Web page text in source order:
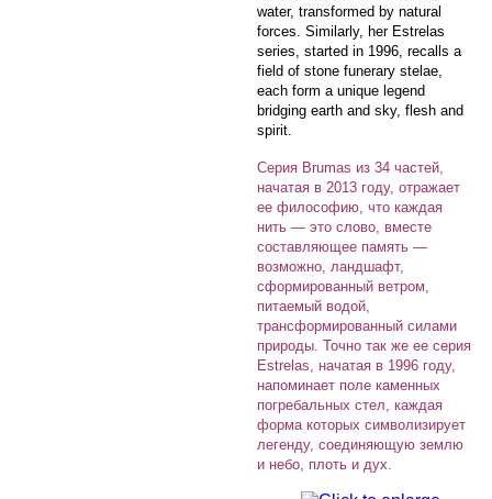
water, transformed by natural
forces. Similarly, her Estrelas
series, started in 1996, recalls a
field of stone funerary stelae,
each form a unique legend
bridging earth and sky, flesh and
spirit.
Серия Brumas из 34 частей,
начатая в 2013 году, отражает
ее философию, что каждая
нить — это слово, вместе
составляющее память —
возможно, ландшафт,
сформированный ветром,
питаемый водой,
трансформированный силами
природы. Точно так же ее серия
Estrelas, начатая в 1996 году,
напоминает поле каменных
погребальных стел, каждая
форма которых символизирует
легенду, соединяющую землю
и небо, плоть и дух.